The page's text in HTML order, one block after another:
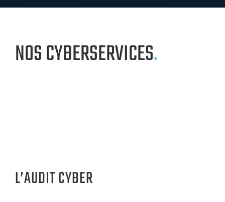
NOS CYBERSERVICES.
L’AUDIT CYBER